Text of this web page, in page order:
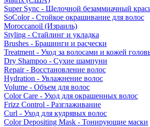
Super Sync - Щелочной безаммиачный
SoColor - Стойкое окрашивание для волос
Moroccanoil (Израиль)
Styling - Стайлинг и укладка
Brushes - Брашинги и расчески
Treatment - Уход за волосами и кожей
Dry Shampoo - Сухие шампуни
Repair - Восстановление волос
Hydration - Увлажнение волос
Volume - Объем для волос
Color Care - Уход для окрашенных волос
Frizz Control - Разглаживание
Curl - Уход для кудрявых волос
Color Depositing Mask - Тонирующие маски